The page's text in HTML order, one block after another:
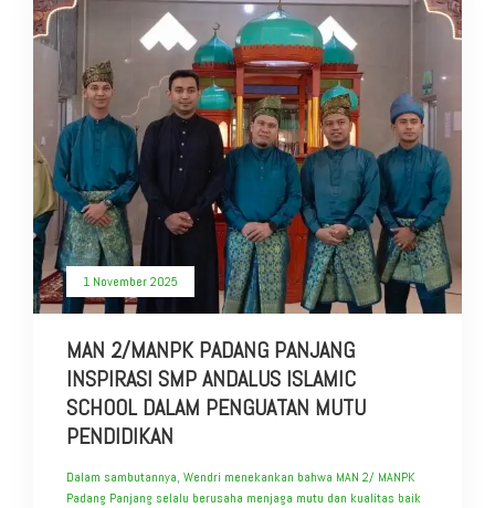
1 November 2025
MAN 2/MANPK PADANG PANJANG
INSPIRASI SMP ANDALUS ISLAMIC
SCHOOL DALAM PENGUATAN MUTU
PENDIDIKAN
Dalam sambutannya, Wendri menekankan bahwa MAN 2/ MANPK
Padang Panjang selalu berusaha menjaga mutu dan kualitas baik